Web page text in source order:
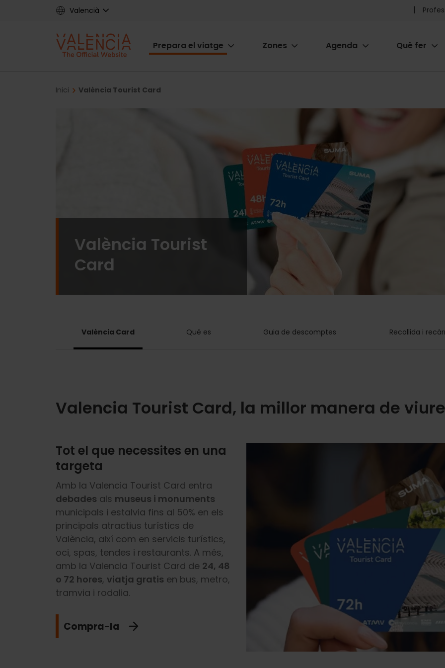
Valencià
Pre
Main
Prepara el viatge Zones Agenda Què fer
Breadcrumb
Inici València Tourist Card
València Tourist
Card
València Card Qué es Guia de descomptes Recollida i
Valencia Tourist Card, la millor manera de
Tot el que necessites en una
targeta
Amb la Valencia Tourist Card entra
debades als museus i monuments
municipals i estalvia fins al 50% en els
principals atractius turístics de
València, així com en servicis turístics,
oci, spas, tendes i restaurants. A més,
amb la Valencia Tourist Card de 24, 48
o 72 hores, viatja gratis en bus, metro,
tramvia i rodalia.
Compra-la